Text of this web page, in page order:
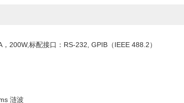
，200W,标配接口：RS-232, GPIB（IEEE 488.2）
涟波